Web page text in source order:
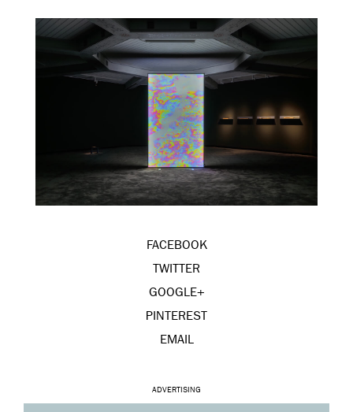
FACEBOOK
TWITTER
GOOGLE+
PINTEREST
EMAIL
ADVERTISING